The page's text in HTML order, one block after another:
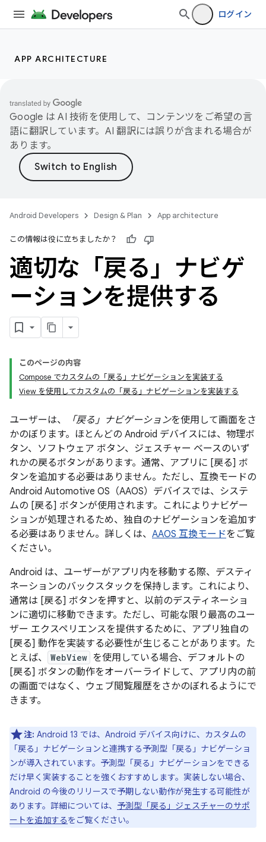
ログイン
APP ARCHITECTURE
Google は AI 技術を使用して、コンテンツをご希望の言
語に翻訳しています。AI 翻訳には誤りが含まれる場合が
あります。
Android Developers Design & Plan App architecture
この情報は役に立ちましたか？
適切な「戻る」ナビゲ
ーションを提供する
このページの内容
Compose でカスタムの「戻る」ナビゲーションを実装する
View を使用してカスタムの「戻る」ナビゲーションを実装する
ユーザーは、 「戻る」ナビゲーションを使用して画面をさ
かのぼります。ほとんどの Android デバイスには、物理ボ
タン、ソフトウェア ボタン、ジェスチャー ベースのいず
れかの戻るボタンがあります。通常、アプリに [戻る] ボ
タンを追加する必要はありません。ただし、互換モードの
Android Automotive OS（AAOS）デバイスでは、システ
ムの [戻る] ボタンが使用されます。これによりナビゲー
ションが処理されるため、独自のナビゲーションを追加す
る必要はありません。詳しくは、 AAOS 互換モードをご覧
ください。
Android は、ユーザーがアプリ内を移動する際、デスティ
ネーションのバックスタックを保持します。
これにより、
通常は [戻る] ボタンを押すと、以前のデスティネーショ
ンに適切に移動できます。ただし、可能な限り最高のユー
ザー エクスペリエンスを提供するために、アプリ独自の
[戻る] 動作を実装する必要性が生じることがあります。た
とえば、
WebView を使用している場合、デフォルトの
[戻る] ボタンの動作をオーバーライドして、アプリ内の前
の画面ではなく、ウェブ閲覧履歴をさかのぼれるようにで
きます。
注: Android 13 では、Android デバイス向けに、カスタムの
「戻る」ナビゲーションと連携する予測型「戻る」ナビゲーショ
ンが導入されています。予測型「戻る」ナビゲーションをできる
だけ早く実装することを強くおすすめします。実装しない場合、
Android の今後のリリースで予期しない動作が発生する可能性が
あります。詳細については、 予測型「戻る」ジェスチャーのサポ
ートを追加するをご覧ください。